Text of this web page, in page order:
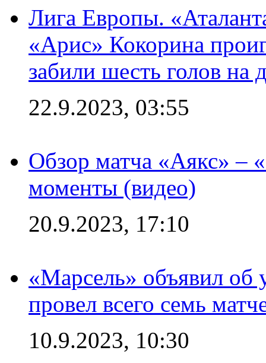
Лига Европы.
«Арис» Кокорина
забили шесть голов на
22.9.2023, 03:55
Обзор матча «Аякс» –
моменты (видео)
20.9.2023, 17:10
«Марсель» объявил об
провел всего семь
10.9.2023, 10:30